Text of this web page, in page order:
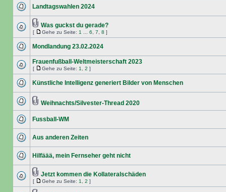
Landtagswahlen 2024
Was guckst du gerade?
[ Gehe zu Seite: 1 6 7 8 ]
Mondlandung 23.02.2024
Frauenfußball-Weltmeisterschaft 2023
[ Gehe zu Seite: 1 2 ]
Künstliche Intelligenz generiert Bilder von Menschen
Weihnachts/Silvester-Thread 2020
Fussball-WM
Aus anderen Zeiten
Hilfäää, mein Fernseher geht nicht
Jetzt kommen die Kollateralschäden
[ Gehe zu Seite: 1 2 ]